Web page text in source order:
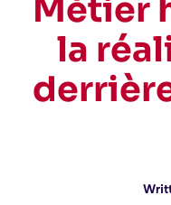
Métier
la